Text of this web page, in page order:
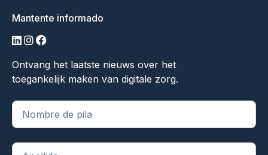
Mantente informado
linkedin
instagram
facebook
Ontvang het laatste nieuws over het
toegankelijk maken van digitale zorg.
"*" indica campos obligatorios